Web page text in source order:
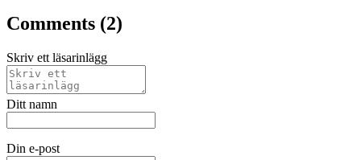
Comments (2)
Skriv ett läsarinlägg
Ditt namn
Din e-post